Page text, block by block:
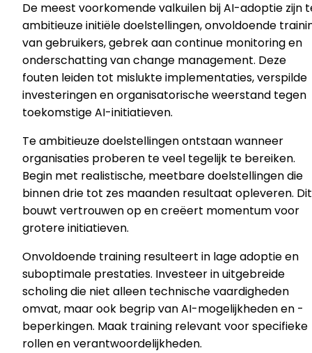
De meest voorkomende valkuilen bij AI-adoptie zijn
ambitieuze initiële doelstellingen, onvoldoende
van gebruikers, gebrek aan continue monitoring en
onderschatting van change management. Deze
fouten leiden tot mislukte implementaties, verspilde
investeringen en organisatorische weerstand tegen
toekomstige AI-initiatieven.
Te ambitieuze doelstellingen ontstaan wanneer
organisaties proberen te veel tegelijk te bereiken.
Begin met realistische, meetbare doelstellingen die
binnen drie tot zes maanden resultaat opleveren. Dit
bouwt vertrouwen op en creëert momentum voor
grotere initiatieven.
Onvoldoende training resulteert in lage adoptie en
suboptimale prestaties. Investeer in uitgebreide
scholing die niet alleen technische vaardigheden
omvat, maar ook begrip van AI-mogelijkheden en -
beperkingen. Maak training relevant voor specifieke
rollen en verantwoordelijkheden.